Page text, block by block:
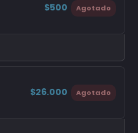
$500 Agotado
$26.000 Agotado